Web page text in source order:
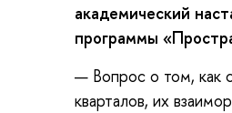
академический
программы
— Вопрос о том, как
кварталов, их